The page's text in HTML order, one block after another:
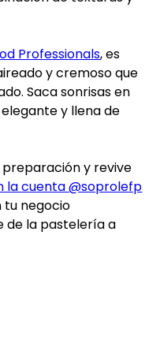
Professionals, es
y cremoso que
Saca sonrisas en
y llena de
preparación y revive
la cuenta @soprolefp
negocio
de la pastelería a